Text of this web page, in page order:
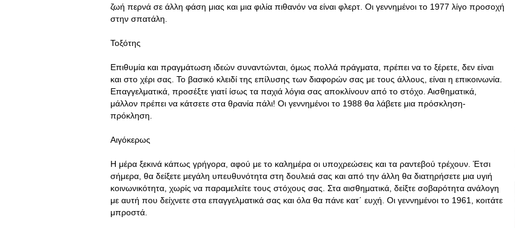
ζωή περνά σε άλλη φάση μιας και μια φιλία πιθανόν να είναι φλερτ. Οι γεννημένοι το 1977 λίγο προσοχή
στην σπατάλη.
Τοξότης
Επιθυμία και πραγμάτωση ιδεών συναντώνται, όμως πολλά πράγματα, πρέπει να το ξέρετε, δεν είναι
και στο χέρι σας. Το βασικό κλειδί της επίλυσης των διαφορών σας με τους άλλους, είναι η επικοινωνία.
Επαγγελματικά, προσέξτε γιατί ίσως τα παχιά λόγια σας αποκλίνουν από το στόχο. Αισθηματικά,
μάλλον πρέπει να κάτσετε στα θρανία πάλι! Οι γεννημένοι το 1988 θα λάβετε μια πρόσκληση-
πρόκληση.
Αιγόκερως
Η μέρα ξεκινά κάπως γρήγορα, αφού με το καλημέρα οι υποχρεώσεις και τα ραντεβού τρέχουν. Έτσι
σήμερα, θα δείξετε μεγάλη υπευθυνότητα στη δουλειά σας και από την άλλη θα διατηρήσετε μια υγιή
κοινωνικότητα, χωρίς να παραμελείτε τους στόχους σας. Στα αισθηματικά, δείξτε σοβαρότητα ανάλογη
με αυτή που δείχνετε στα επαγγελματικά σας και όλα θα πάνε κατ΄ ευχή. Οι γεννημένοι το 1961, κοιτάτε
μπροστά.